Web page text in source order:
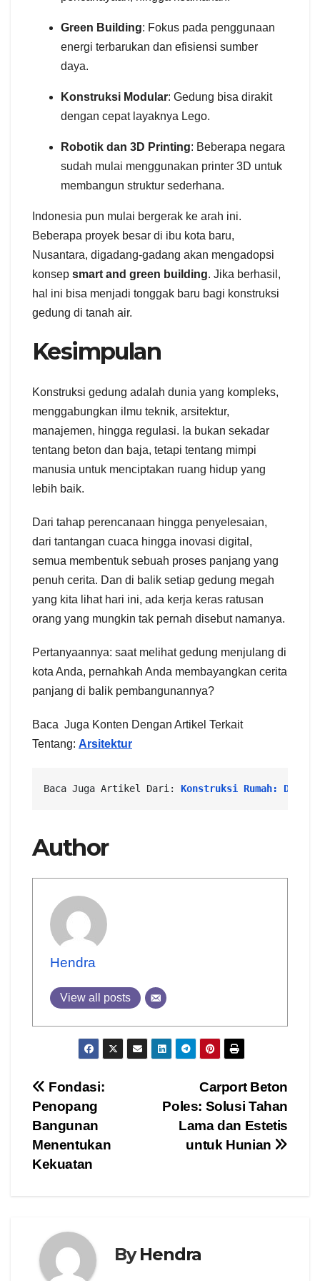
Green Building: Fokus pada penggunaan
energi terbarukan dan efisiensi sumber
daya.
Konstruksi Modular: Gedung bisa dirakit
dengan cepat layaknya Lego.
Robotik dan 3D Printing: Beberapa negara
sudah mulai menggunakan printer 3D untuk
membangun struktur sederhana.
Indonesia pun mulai bergerak ke arah ini.
Beberapa proyek besar di ibu kota baru,
Nusantara, digadang-gadang akan mengadopsi
konsep smart and green building. Jika berhasil,
hal ini bisa menjadi tonggak baru bagi konstruksi
gedung di tanah air.
Kesimpulan
Konstruksi gedung adalah dunia yang kompleks,
menggabungkan ilmu teknik, arsitektur,
manajemen, hingga regulasi. Ia bukan sekadar
tentang beton dan baja, tetapi tentang mimpi
manusia untuk menciptakan ruang hidup yang
lebih baik.
Dari tahap perencanaan hingga penyelesaian,
dari tantangan cuaca hingga inovasi digital,
semua membentuk sebuah proses panjang yang
penuh cerita. Dan di balik setiap gedung megah
yang kita lihat hari ini, ada kerja keras ratusan
orang yang mungkin tak pernah disebut namanya.
Pertanyaannya: saat melihat gedung menjulang di
kota Anda, pernahkah Anda membayangkan cerita
panjang di balik pembangunannya?
Baca Juga Konten Dengan Artikel Terkait
Tentang: Arsitektur
Baca Juga Artikel Dari: Konstruksi Rumah: Dari
Author
Hendra
View all posts
Post
navigation
Carport Beton
Poles: Solusi Tahan
Lama dan Estetis
untuk Hunian
Fondasi:
Penopang
Bangunan
Menentukan
Kekuatan
ByHendra